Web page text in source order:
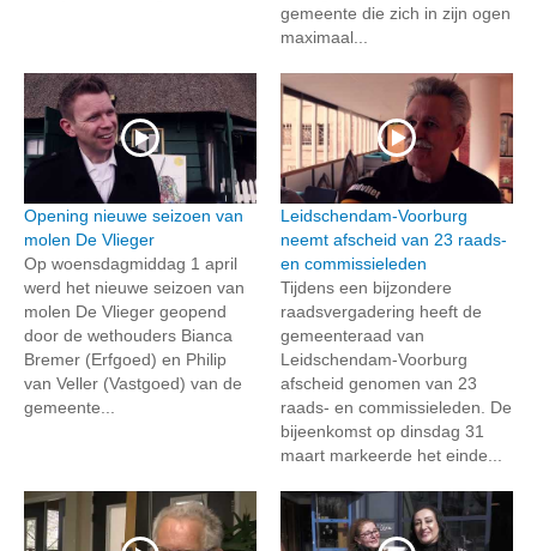
gemeente die zich in zijn ogen
maximaal...
Opening nieuwe seizoen van
molen De Vlieger
Op woensdagmiddag 1 april
werd het nieuwe seizoen van
molen De Vlieger geopend
door de wethouders Bianca
Bremer (Erfgoed) en Philip
van Veller (Vastgoed) van de
gemeente...
Leidschendam-Voorburg
neemt afscheid van 23 raads-
en commissieleden
Tijdens een bijzondere
raadsvergadering heeft de
gemeenteraad van
Leidschendam-Voorburg
afscheid genomen van 23
raads- en commissieleden. De
bijeenkomst op dinsdag 31
maart markeerde het einde...